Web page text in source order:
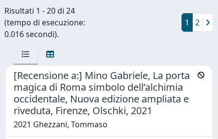
Risultati 1 - 20 di 24
(tempo di esecuzione:
0.016 secondi).
1 2
[Recensione a:] Mino Gabriele, La porta
magica di Roma simbolo dell’alchimia
occidentale, Nuova edizione ampliata e
riveduta, Firenze, Olschki, 2021
2021 Ghezzani, Tommaso